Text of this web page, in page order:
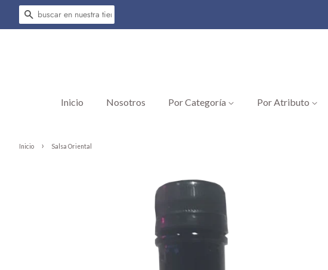
Buscar
Inicio Nosotros Por Categoría Por Atributo
Inicio › Salsa Oriental